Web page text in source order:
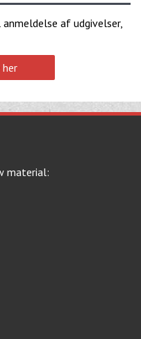
af udgivelser,
material: